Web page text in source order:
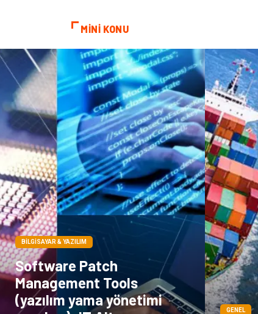
MİNİ KONU
BILGISAYAR & YAZILIM
Software Patch
Management Tools
(yazılım yama yönetimi
GENEL